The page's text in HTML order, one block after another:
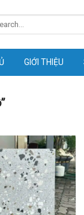
GIỚI THIỆU